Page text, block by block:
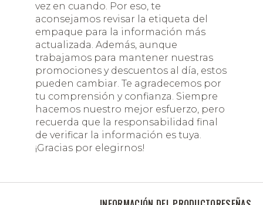
vez en cuando. Por eso, te
aconsejamos revisar la etiqueta del
empaque para la información más
actualizada. Además, aunque
trabajamos para mantener nuestras
promociones y descuentos al día, estos
pueden cambiar. Te agradecemos por
tu comprensión y confianza. Siempre
hacemos nuestro mejor esfuerzo, pero
recuerda que la responsabilidad final
de verificar la información es tuya.
¡Gracias por elegirnos!